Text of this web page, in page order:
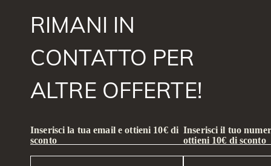
RIMANI IN
CONTATTO PER
ALTRE OFFERTE!
Inserisci la tua email e ottieni 10€ di
sconto
Inserisci il tuo
ottieni 10€ di sconto